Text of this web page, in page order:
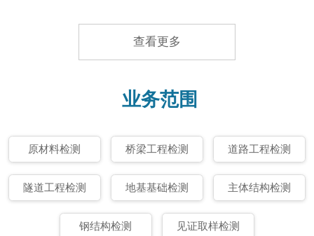
查看更多
业务范围
原材料检测 桥梁工程检测 道路工程检测
隧道工程检测 地基基础检测 主体结构检测
钢结构检测 见证取样检测